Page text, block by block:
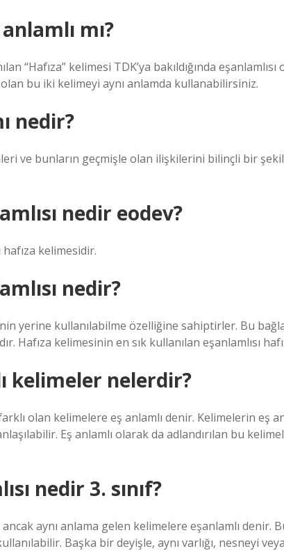
mı?
“Hafıza” kelimesi TDK’ya bakıldığında
olan bu iki kelimeyi aynı anlamda kullanabilirsiniz.
nedir?
ve bunların geçmişle olan ilişkilerini bilinçli bir
nedir eodev?
kelimesidir.
nedir?
yerine kullanılabilme özelliğine sahiptirler. Bu
Hafıza kelimesinin en sık kullanılan eşanlamlısı
kelimeler nelerdir?
olan kelimelere eş anlamlı denir. Kelimelerin eş
Eş anlamlı olarak da adlandırılan bu
nedir 3. sınıf?
ancak aynı anlama gelen kelimelere eşanlamlı denir.
Başka bir deyişle, aynı varlığı, nesneyi